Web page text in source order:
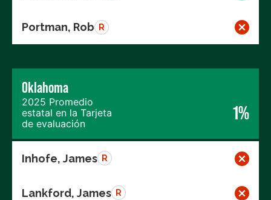
Portman, Rob R
Oklahoma
2025 Promedio
estatal en la Tarjeta
de evaluación
1%
Inhofe, James R
Lankford, James R